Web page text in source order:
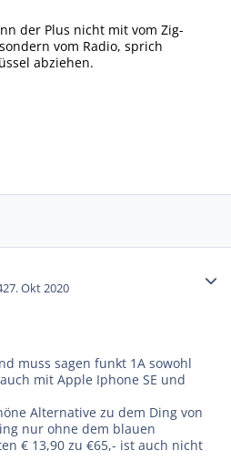
der Plus nicht mit vom Zig-
vom Radio, sprich
abziehen.
7. Okt 2020
muss sagen funkt 1A sowohl
mit Apple Iphone SE und
Alternative zu dem Ding von
nur ohne dem blauen
€ 13,90 zu €65,- ist auch nicht